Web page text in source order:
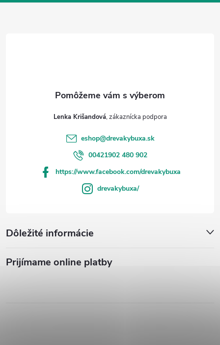
ä
Lenka Krišandová
eshop@drevakybuxa.sk
00421902 480 902
https://www.facebook.com/drevakybuxa
drevakybuxa/
Dôležité informácie
Prijímame online platby